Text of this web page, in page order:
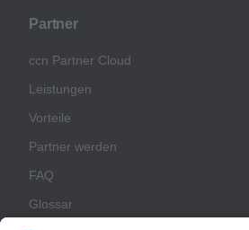
Partner
ccn Partner Cloud
Leistungen
Vorteile
Partner werden
FAQ
Glossar